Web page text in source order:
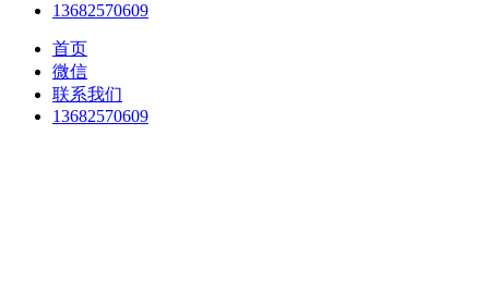
13682570609
首页
微信
联系我们
13682570609